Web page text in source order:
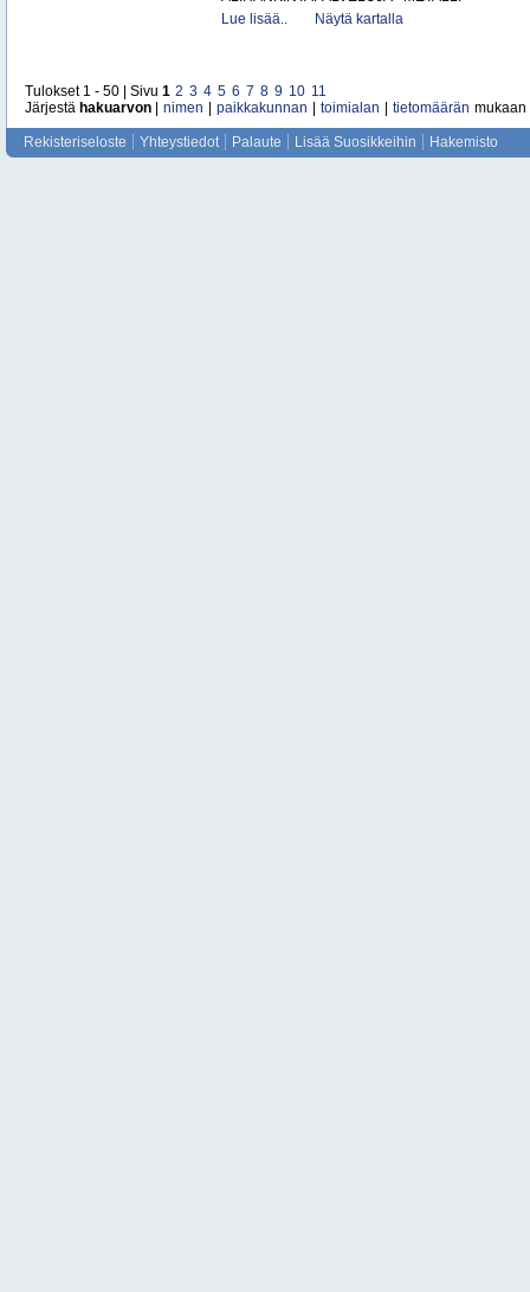
Lue lisää..
Näytä kartalla
Tulokset 1 - 50 | Sivu 1 2 3 4 5 6 7 8 9 10 11
Järjestä hakuarvon nimen paikkakunnan toimialan tietomäärän mukaan
Rekisteriseloste Yhteystiedot Palaute Lisää Suosikkeihin Hakemisto